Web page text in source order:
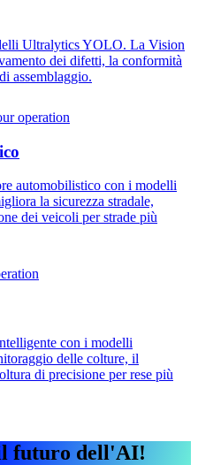
Ultralytics YOLO. La Vision
dei difetti, la conformità
assemblaggio.
automobilistico con i modelli
la sicurezza stradale,
dei veicoli per strade più
con i modelli
delle colture, il
di precisione per rese più
futuro dell'AI!